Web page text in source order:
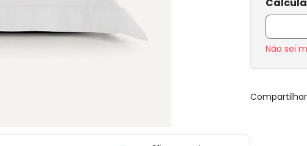
Não sei
Compartilhar